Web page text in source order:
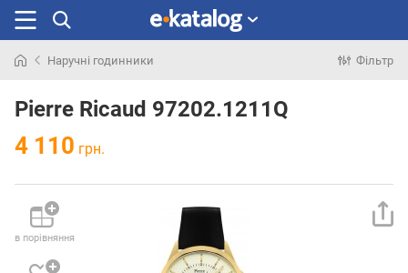
раніше
Наручні годинники Фільтр
Pierre Ricaud 97202.1211Q
4 110 грн.
в порівняння